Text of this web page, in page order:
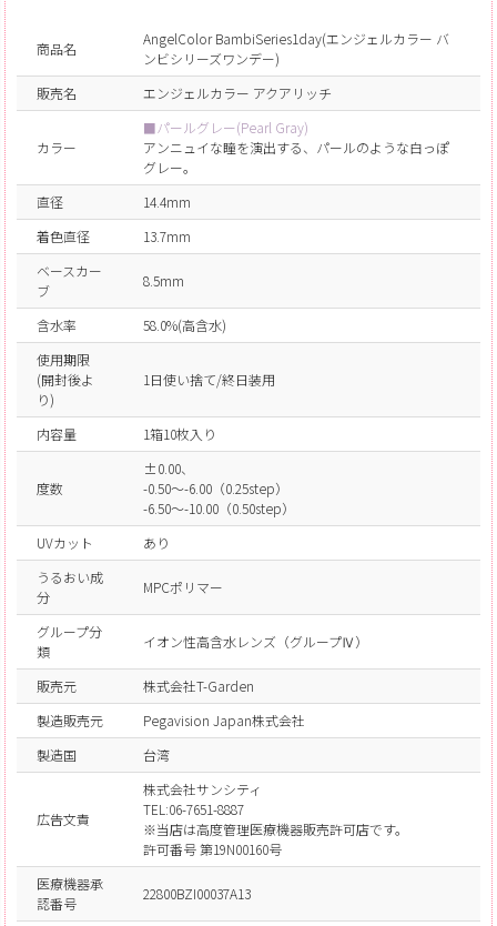
商品名
AngelColor BambiSeries1day(エンジェルカラー バ
ンビシリーズワンデー)
販売名
エンジェルカラー アクアリッチ
カラー
■パールグレー(Pearl Gray)
アンニュイな瞳を演出する、パールのような白っぽ
グレー。
直径
14.4mm
着色直径
13.7mm
ベースカー
ブ
8.5mm
含水率
58.0%(高含水)
使用期限
(開封後よ
り)
1日使い捨て/終日装用
内容量 1箱10枚入り
度数
±0.00、
-0.50～-6.00（0.25step）
-6.50～-10.00（0.50step）
UVカット
あり
うるおい成
分
MPCポリマー
グループ分
類
イオン性高含水レンズ（グループⅣ）
販売元
株式会社T-Garden
製造販売元
Pegavision Japan株式会社
製造国
台湾
広告文責
株式会社サンシティ
TEL:06-7651-8887
※当店は高度管理医療機器販売許可店です。
許可番号 第19N00160号
医療機器承
認番号
22800BZI00037A13